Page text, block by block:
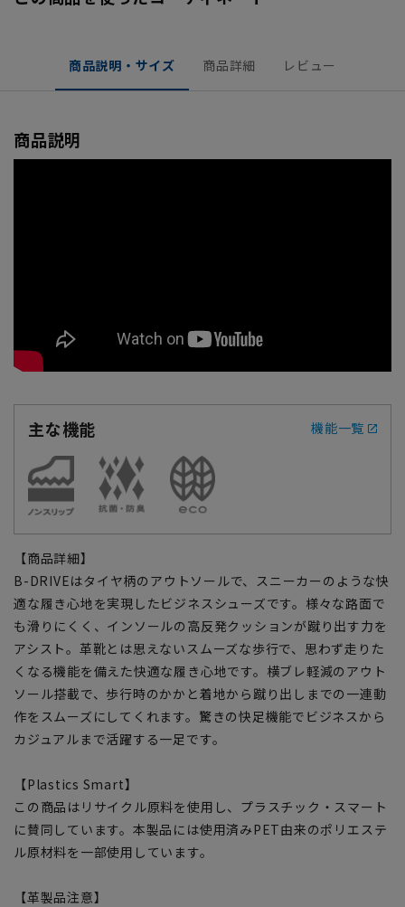
商品説明・サイズ 商品詳細 レビュー
商品説明
主な機能 機能一覧
【商品詳細】
B-DRIVEはタイヤ柄のアウトソールで、スニーカーのような快
適な履き心地を実現したビジネスシューズです。様々な路面で
も滑りにくく、インソールの高反発クッションが蹴り出す力を
アシスト。革靴とは思えないスムーズな歩行で、思わず走りた
くなる機能を備えた快適な履き心地です。横ブレ軽減のアウト
ソール搭載で、歩行時のかかと着地から蹴り出しまでの一連動
作をスムーズにしてくれます。驚きの快足機能でビジネスから
カジュアルまで活躍する一足です。
【Plastics Smart】
この商品はリサイクル原料を使用し、プラスチック・スマート
に賛同しています。本製品には使用済みPET由来のポリエステ
ル原材料を一部使用しています。
【革製品注意】